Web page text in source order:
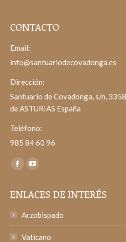
CONTACTO
Email:
info@santuariodecovadonga.es
Dirección:
Santuario de Covadonga, s/n,
de ASTURIAS España
Teléfono:
985 84 60 96
Encuéntranos en:
Facebook
opens
window
YouTube
opens
window
ENLACES DE INTERÉS
Arzobispado
Vaticano